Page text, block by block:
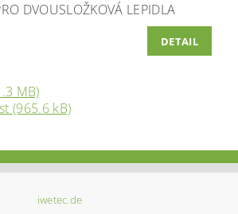
DVOUSLOŽKOVÁ LEPIDLA
DETAIL
MB)
(965.6 kB)
iwetec.de